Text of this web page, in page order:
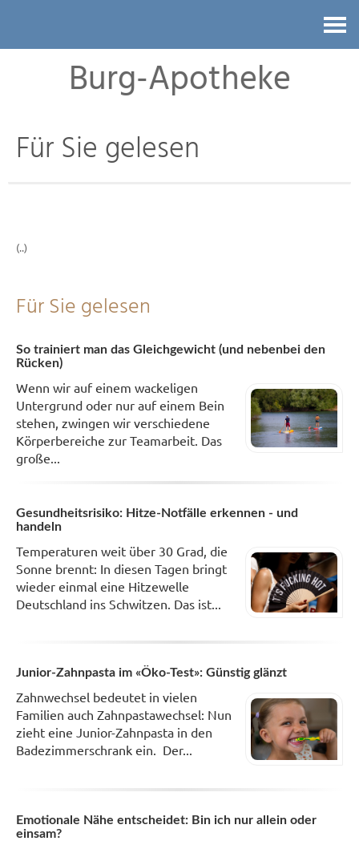
Burg-Apotheke
Für Sie gelesen
(..)
Für Sie gelesen
So trainiert man das Gleichgewicht (und nebenbei den
Rücken)
Wenn wir auf einem wackeligen
Untergrund oder nur auf einem Bein
stehen, zwingen wir verschiedene
Körperbereiche zur Teamarbeit. Das
große...
Gesundheitsrisiko: Hitze-Notfälle erkennen - und
handeln
Temperaturen weit über 30 Grad, die
Sonne brennt: In diesen Tagen bringt
wieder einmal eine Hitzewelle
Deutschland ins Schwitzen. Das ist...
Junior-Zahnpasta im «Öko-Test»: Günstig glänzt
Zahnwechsel bedeutet in vielen
Familien auch Zahnpastawechsel: Nun
zieht eine Junior-Zahnpasta in den
Badezimmerschrank ein. Der...
Emotionale Nähe entscheidet: Bin ich nur allein oder
einsam?